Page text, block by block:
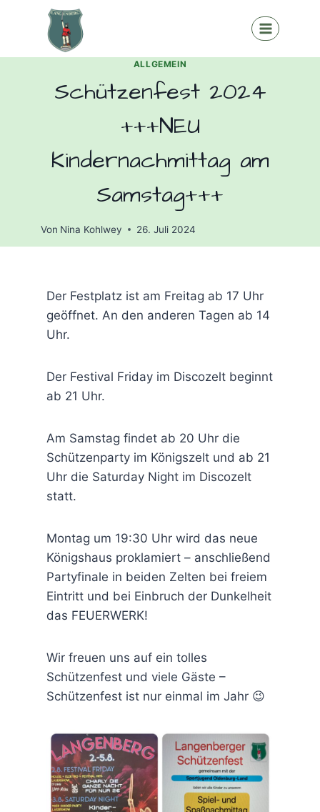
ALLGEMEIN
Schützenfest 2024
+++NEU
Kindernachmittag am
Samstag+++
Von Nina Kohlwey 26. Juli 2024
Der Festplatz ist am Freitag ab 17 Uhr
geöffnet. An den anderen Tagen ab 14
Uhr.
Der Festival Friday im Discozelt beginnt
ab 21 Uhr.
Am Samstag findet ab 20 Uhr die
Schützenparty im Königszelt und ab 21
Uhr die Saturday Night im Discozelt
statt.
Montag um 19:30 Uhr wird das neue
Königshaus proklamiert – anschließend
Partyfinale in beiden Zelten bei freiem
Eintritt und bei Einbruch der Dunkelheit
das FEUERWERK!
Wir freuen uns auf ein tolles
Schützenfest und viele Gäste –
Schützenfest ist nur einmal im Jahr 😉